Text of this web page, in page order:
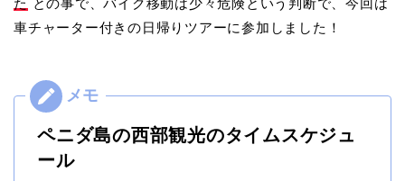
た との事で、バイク移動は少々危険という判断で、今回は
車チャーター付きの日帰りツアーに参加しました！
ペニダ島の西部観光のタイムスケジュ
ール